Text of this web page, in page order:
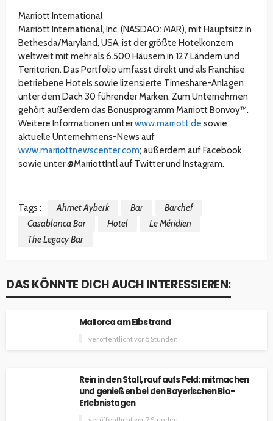
Marriott International
Marriott International, Inc. (NASDAQ: MAR), mit Hauptsitz in
Bethesda/Maryland, USA, ist der größte Hotelkonzern
weltweit mit mehr als 6.500 Häusern in 127 Ländern und
Territorien. Das Portfolio umfasst direkt und als Franchise
betriebene Hotels sowie lizensierte Timeshare-Anlagen
unter dem Dach 30 führender Marken. Zum Unternehmen
gehört außerdem das Bonusprogramm Marriott Bonvoy™.
Weitere Informationen unterwww.marriott.de sowie
aktuelle Unternehmens-News auf
www.marriottnewscenter.com; außerdem auf Facebook
sowie unter @MarriottIntl auf Twitter und Instagram.
Tags : Ahmet Ayberk Bar
Barchef
Casablanca Bar
Hotel
Le Méridien
The Legacy Bar
DAS KÖNNTE DICH AUCH INTERESSIEREN:
Mallorca am Elbstrand
veröffentlicht vor 5 Stunden
Rein in den Stall, rauf aufs Feld: mitmachen
und genießen bei den Bayerischen Bio-
Erlebnistagen